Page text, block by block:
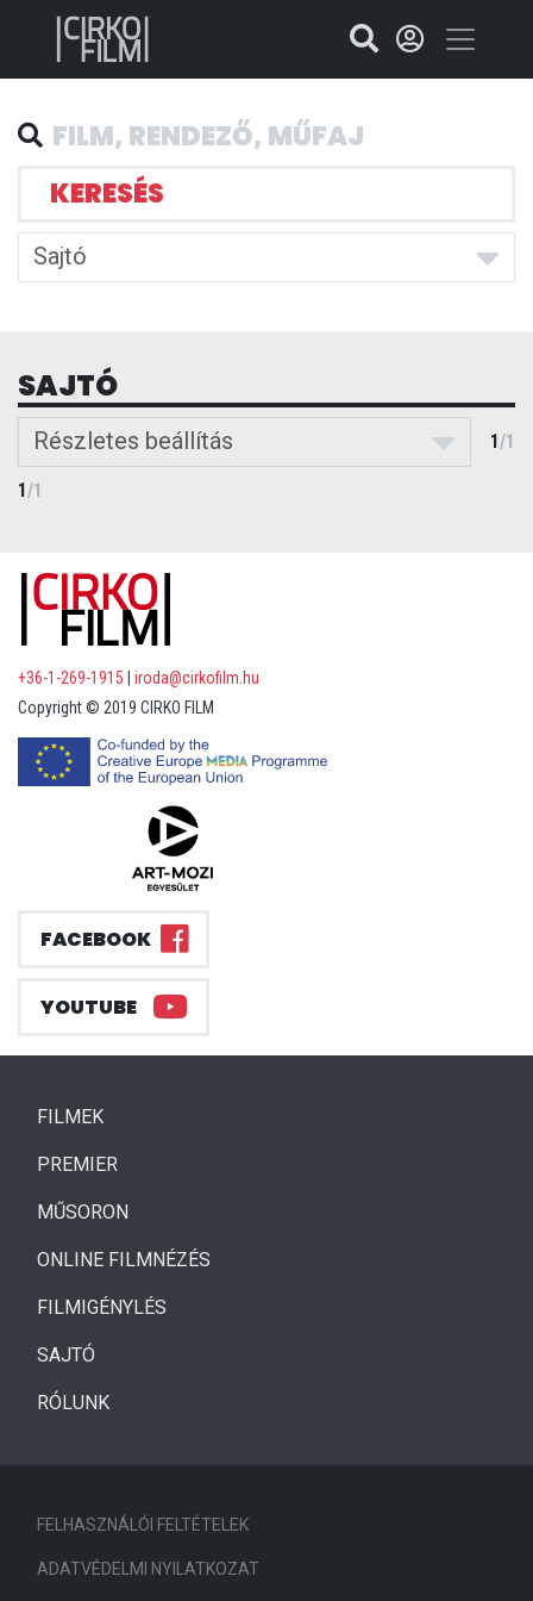
KERESÉS
Sajtó
SAJTÓ
Részletes beállítás 1/1
1/1
+36-1-269-1915
iroda@cirkofilm.hu
Copyright © 2019 CIRKO FILM
FACEBOOK
YOUTUBE
FILMEK(CURRENT)
PREMIER
MŰSORON
ONLINE FILMNÉZÉS
FILMIGÉNYLÉS
SAJTÓ
RÓLUNK
FELHASZNÁLÓI FELTÉTELEK
ADATVÉDELMI NYILATKOZAT